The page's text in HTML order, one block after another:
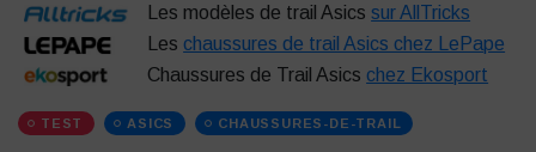
Les modèles de trail Asicssur AllTricks
Leschaussures de trail Asics chez LePape
Chaussures de Trail Asicschez Ekosport
TEST ASICS CHAUSSURES-DE-TRAIL